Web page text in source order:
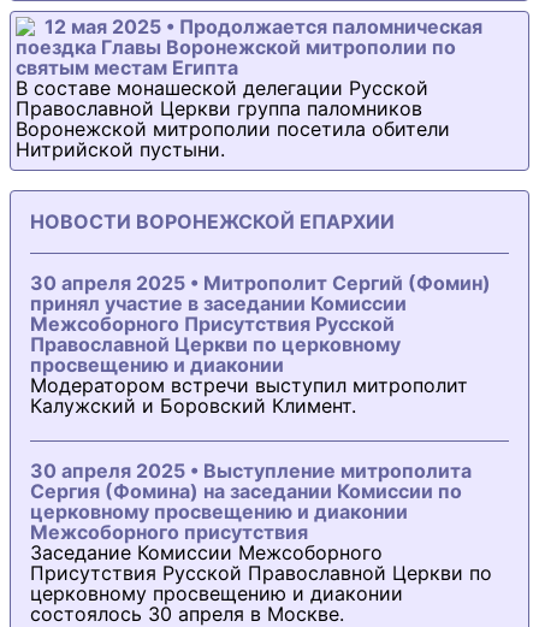
12 мая 2025 • Продолжается паломническая
поездка Главы Воронежской митрополии по
святым местам Египта
В составе монашеской делегации Русской
Православной Церкви группа паломников
Воронежской митрополии посетила обители
Нитрийской пустыни.
НОВОСТИ ВОРОНЕЖСКОЙ ЕПАРХИИ
30 апреля 2025 • Митрополит Сергий (Фомин)
принял участие в заседании Комиссии
Межсоборного Присутствия Русской
Православной Церкви по церковному
просвещению и диаконии
Модератором встречи выступил митрополит
Калужский и Боровский Климент.
30 апреля 2025 • Выступление митрополита
Сергия (Фомина) на заседании Комиссии по
церковному просвещению и диаконии
Межсоборного присутствия
Заседание Комиссии Межсоборного
Присутствия Русской Православной Церкви по
церковному просвещению и диаконии
состоялось 30 апреля в Москве.